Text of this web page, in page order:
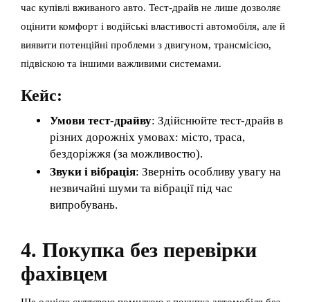
час купівлі вживаного авто. Тест-драйв не лише дозволяє
оцінити комфорт і водійські властивості автомобіля, але й
виявити потенційні проблеми з двигуном, трансмісією,
підвіскою та іншими важливими системами.
Кейс:
Умови тест-драйву: Здійснюйте тест-драйв в
різних дорожніх умовах: місто, траса,
бездоріжжя (за можливостю).
Звуки і вібрація: Зверніть особливу увагу на
незвичайні шуми та вібрації під час
випробувань.
4. Покупка без перевірки
фахівцем